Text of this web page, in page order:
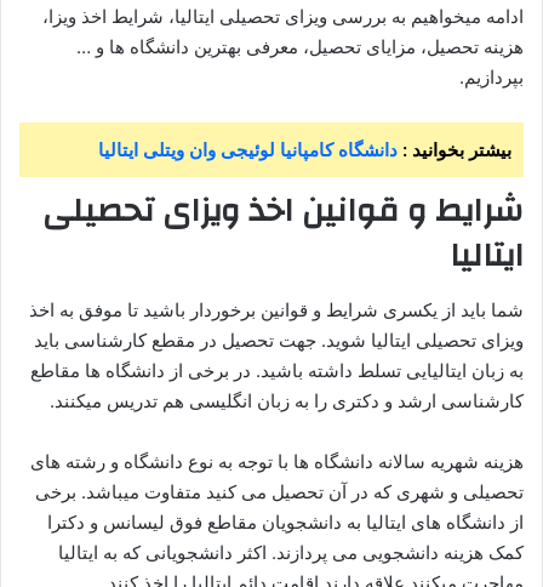
ادامه میخواهیم به بررسی ویزای تحصیلی ایتالیا، شرایط اخذ ویزا،
هزینه تحصیل، مزایای تحصیل، معرفی بهترین دانشگاه ها و …
بپردازیم.
بیشتر بخوانید : دانشگاه کامپانیا لوئیجی وان ویتلی ایتالیا
شرایط و قوانین اخذ ویزای تحصیلی
ایتالیا
شما باید از یکسری شرایط و قوانین برخوردار باشید تا موفق به اخذ
ویزای تحصیلی ایتالیا شوید. جهت تحصیل در مقطع کارشناسی باید
به زبان ایتالیایی تسلط داشته باشید. در برخی از دانشگاه ها مقاطع
کارشناسی ارشد و دکتری را به زبان انگلیسی هم تدریس میکنند.
هزینه شهریه سالانه دانشگاه ها با توجه به نوع دانشگاه و رشته های
تحصیلی و شهری که در آن تحصیل می کنید متفاوت میباشد. برخی
از دانشگاه های ایتالیا به دانشجویان مقاطع فوق لیسانس و دکترا
کمک هزینه دانشجویی می پردازند. اکثر دانشجویانی که به ایتالیا